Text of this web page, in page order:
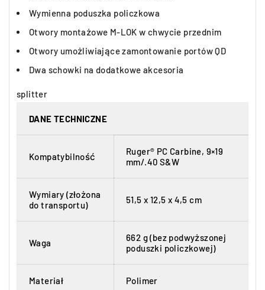
Wymienna poduszka policzkowa
Otwory montażowe M-LOK w chwycie przednim
Otwory umożliwiające zamontowanie portów QD
Dwa schowki na dodatkowe akcesoria
splitter
DANE TECHNICZNE
Kompatybilność
Ruger® PC Carbine, 9×19
mm/.40 S&W
Wymiary (złożona
do transportu)
51,5 x 12,5 x 4,5 cm
Waga
662 g (bez podwyższonej
poduszki policzkowej)
Materiał Polimer